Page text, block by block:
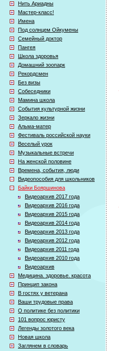
Нить Ариадны
Мастер-класс!
Имена
Под солнцем Ойкумены
Семейный доктор
Пангея
Школа здоровья
Домашний зоопарк
Рекордсмен
Без визы
Собеседники
Мамина школа
События культурной жизни
Зеркало жизни
Альма-матер
Фестиваль российской науки
Веселый урок
Музыкальные встречи
На женской половине
Времена, события, люди
Видеопособия для школьников
Байки Бояршинова
Видеоархив 2017 года
Видеоархив 2016 года
Видеоархив 2015 года
Видеоархив 2014 года
Видеоархив 2013 года
Видеоархив 2012 года
Видеоархив 2011 года
Видеоархив 2010 года
Видеоархив
Медицина. здоровье. красота
Принцип закона
В гостях у ветерана
Ваши трудовые права
О политике без политики
101 вопрос юристу
Легенды золотого века
Новая школа
Заглянем в словарь